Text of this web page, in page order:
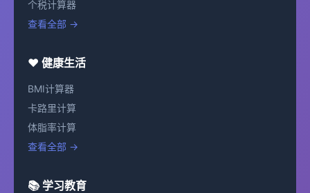
个税计算器
查看全部 →
❤️ 健康生活
BMI计算器
卡路里计算
体脂率计算
查看全部 →
📚 学习教育